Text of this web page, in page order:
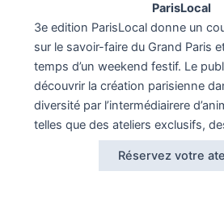
ParisLocal
3e edition ParisLocal donne un
sur le savoir-faire du Grand Paris
temps d’un weekend festif. Le
découvrir la création parisienne
diversité par l’intermédiairere
telles que des ateliers exclusifs,
Réservez votre